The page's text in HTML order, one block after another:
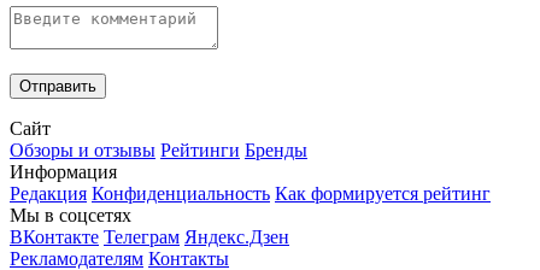
Сайт
Обзоры и отзывы Рейтинги Бренды
Информация
Редакция Конфиденциальность Как формируется рейтинг
Мы в соцсетях
ВКонтакте Телеграм Яндекс.Дзен
Рекламодателям Контакты